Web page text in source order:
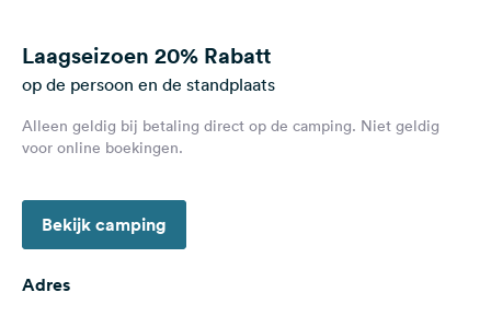
Volg
ons
social
media
Instagram
Laagseizoen 20% Rabatt
op de persoon en de standplaats
Alleen geldig bij betaling direct op de camping. Niet geldig
voor online boekingen.
Bekijk camping
Adres